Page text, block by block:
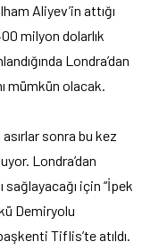
Aliyev’in attığı
milyon dolarlık
Londra’dan
mümkün olacak.
sonra bu kez
Londra’dan
için “İpek
Demiryolu
Tiflis’te atıldı.